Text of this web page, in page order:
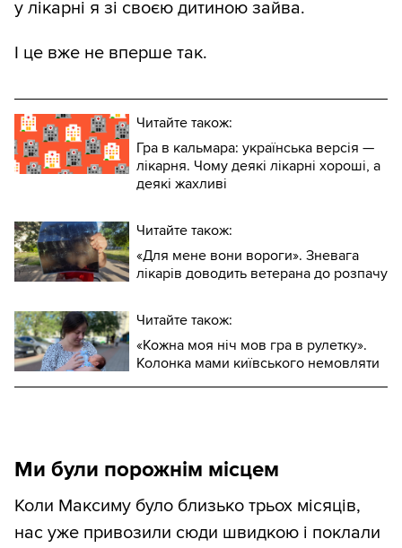
у лікарні я зі своєю дитиною зайва.
І це вже не вперше так.
Читайте також:
Гра в кальмара: українська версія —
лікарня. Чому деякі лікарні хороші, а
деякі жахливі
Читайте також:
«Для мене вони вороги». Зневага
лікарів доводить ветерана до розпачу
Читайте також:
«Кожна моя ніч мов гра в рулетку».
Колонка мами київського немовляти
Ми були порожнім місцем
Коли Максиму було близько трьох місяців,
нас уже привозили сюди швидкою і поклали